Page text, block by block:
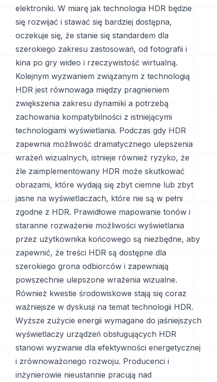
elektroniki. W miarę jak technologia HDR będzie
się rozwijać i stawać się bardziej dostępna,
oczekuje się, że stanie się standardem dla
szerokiego zakresu zastosowań, od fotografii i
kina po gry wideo i rzeczywistość wirtualną.
Kolejnym wyzwaniem związanym z technologią
HDR jest równowaga między pragnieniem
zwiększenia zakresu dynamiki a potrzebą
zachowania kompatybilności z istniejącymi
technologiami wyświetlania. Podczas gdy HDR
zapewnia możliwość dramatycznego ulepszenia
wrażeń wizualnych, istnieje również ryzyko, że
źle zaimplementowany HDR może skutkować
obrazami, które wydają się zbyt ciemne lub zbyt
jasne na wyświetlaczach, które nie są w pełni
zgodne z HDR. Prawidłowe mapowanie tonów i
staranne rozważenie możliwości wyświetlania
przez użytkownika końcowego są niezbędne, aby
zapewnić, że treści HDR są dostępne dla
szerokiego grona odbiorców i zapewniają
powszechnie ulepszone wrażenia wizualne.
Również kwestie środowiskowe stają się coraz
ważniejsze w dyskusji na temat technologii HDR.
Wyższe zużycie energii wymagane do jaśniejszych
wyświetlaczy urządzeń obsługujących HDR
stanowi wyzwanie dla efektywności energetycznej
i zrównoważonego rozwoju. Producenci i
inżynierowie nieustannie pracują nad